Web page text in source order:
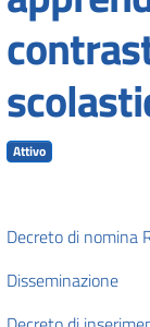
Attivo
Decreto di nomina
Disseminazione